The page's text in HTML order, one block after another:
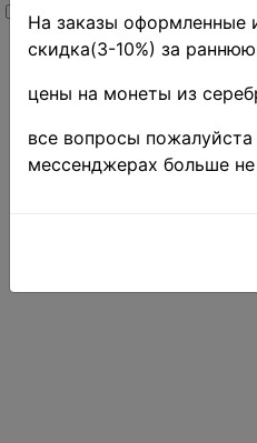
Новинки
На заказы оформленные
скидка(3-10%) за
цены на монеты из
все вопросы
мессенджерах больше